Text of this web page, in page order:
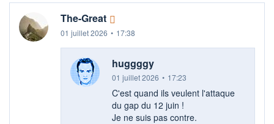
The-Great
01 juillet 2026 • 17:38
huggggy
01 juillet 2026 • 17:23
C'est quand ils veulent l'attaque
du gap du 12 juin !
Je ne suis pas contre.